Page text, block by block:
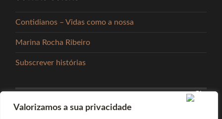
Valorizamos a sua privacidade
Contidianos – Vidas como a nossa
Marina Rocha Ribeiro
Subscrever histórias